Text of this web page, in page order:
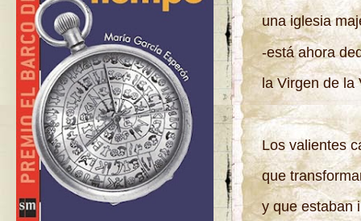
una iglesia
-está ahora
la Virgen de la
Los valientes
que
y que estaban